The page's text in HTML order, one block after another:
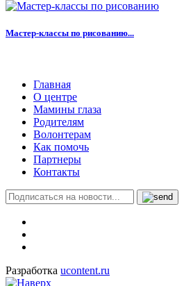
Мастер-классы по рисованию...
Главная
О центре
Мамины глаза
Родителям
Волонтерам
Как помочь
Партнеры
Контакты
Разработка ucontent.ru